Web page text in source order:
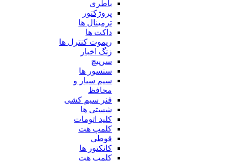
باطری
پروژکتور
ترمینال ها
داکت ها
ریموت کنترل ها
زنگ اخبار
سرپیچ
سنسور ها
سیم سیار و
محافظ
فنر سیم کشی
شستی ها
کلید اتومات
کلمپ هت
قوطی
کانکتور ها
کلمپ هت